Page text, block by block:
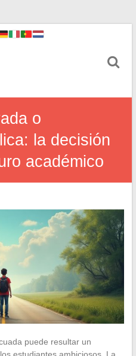
o
la decisión
académico
puede resultar un